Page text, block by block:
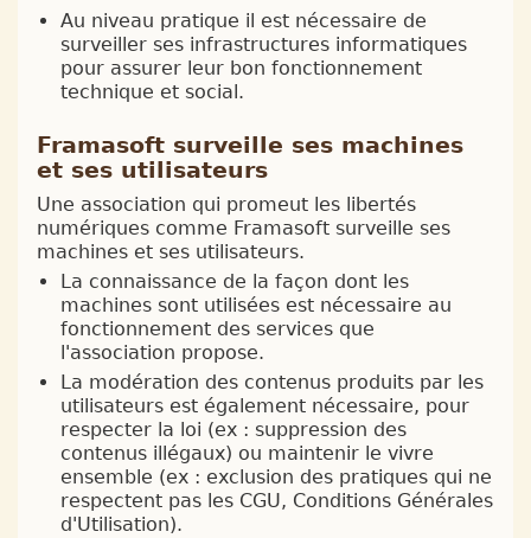
Au niveau pratique il est nécessaire de
surveiller ses infrastructures informatiques
pour assurer leur bon fonctionnement
technique et social.
Framasoft surveille ses machines
et ses utilisateurs
Une association qui promeut les libertés
numériques comme Framasoft surveille ses
machines et ses utilisateurs.
La connaissance de la façon dont les
machines sont utilisées est nécessaire au
fonctionnement des services que
l'association propose.
La modération des contenus produits par les
utilisateurs est également nécessaire, pour
respecter la loi (ex : suppression des
contenus illégaux) ou maintenir le vivre
ensemble (ex : exclusion des pratiques qui ne
respectent pas les CGU, Conditions Générales
d'Utilisation).